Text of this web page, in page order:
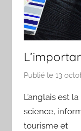
Publié le 13
L’anglais est
science,
tourisme et